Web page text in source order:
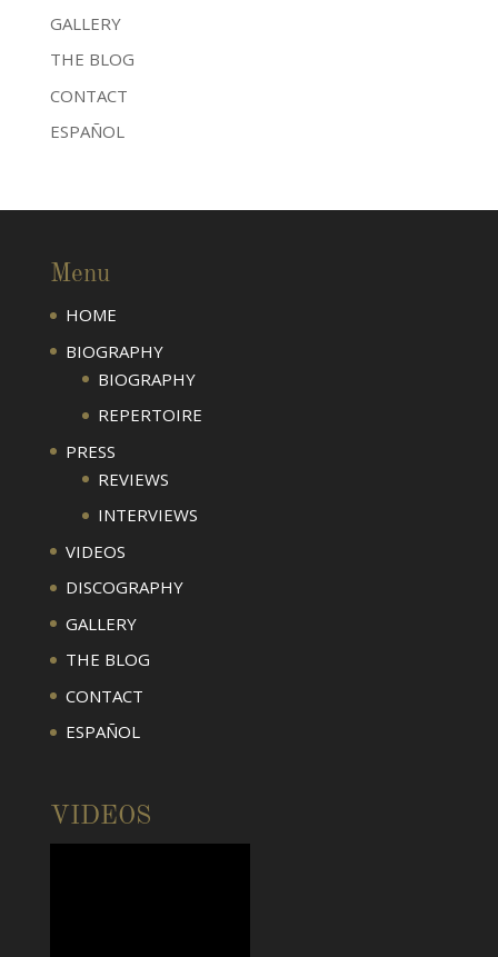
GALLERY
THE BLOG
CONTACT
ESPAÑOL
Menu
HOME
BIOGRAPHY
BIOGRAPHY
REPERTOIRE
PRESS
REVIEWS
INTERVIEWS
VIDEOS
DISCOGRAPHY
GALLERY
THE BLOG
CONTACT
ESPAÑOL
VIDEOS